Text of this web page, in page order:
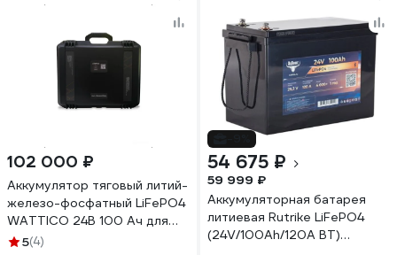
102 000 ₽
Аккумулятор тяговый литий-
железо-фосфатный LiFePO4
WATTICO 24В 100 Ач для
лодочного мотора ИБП
5(4)
54 675 ₽
59 999 ₽
Аккумуляторная батарея
литиевая Rutrike LiFePO4
(24V/100Ah/120A BT)